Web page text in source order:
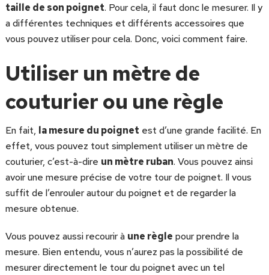
taille de son poignet. Pour cela, il faut donc le mesurer. Il y
a différentes techniques et différents accessoires que
vous pouvez utiliser pour cela. Donc, voici comment faire.
Utiliser un mètre de
couturier ou une règle
En fait, la mesure du poignet est d’une grande facilité. En
effet, vous pouvez tout simplement utiliser un mètre de
couturier, c’est-à-dire un mètre ruban. Vous pouvez ainsi
avoir une mesure précise de votre tour de poignet. Il vous
suffit de l’enrouler autour du poignet et de regarder la
mesure obtenue.
Vous pouvez aussi recourir à une règle pour prendre la
mesure. Bien entendu, vous n’aurez pas la possibilité de
mesurer directement le tour du poignet avec un tel